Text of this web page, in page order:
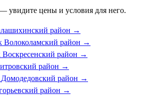
увидите цены и условия для него.
район →
Волоколамский район →
Воскресенский район →
район →
Домодедовский район →
район →